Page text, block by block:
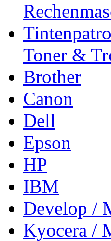
Toner &
Brother
Canon
Dell
Epson
HP
IBM
Develop /
Kyocera /